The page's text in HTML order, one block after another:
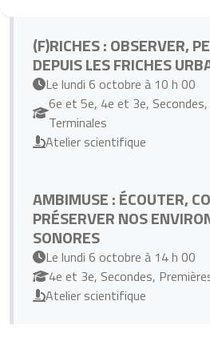
(F)RICHES : OBSERVER,
DEPUIS LES FRICHES
Le lundi 6 octobre à 10 h 00
6e et 5e, 4e et 3e,
Terminales
Atelier scientifique
AMBIMUSE : ÉCOUTER,
PRÉSERVER NOS
SONORES
Le lundi 6 octobre à 14 h 00
4e et 3e, Secondes,
Atelier scientifique